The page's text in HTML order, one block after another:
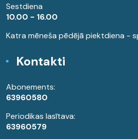
Sestdiena
10.00 - 16.00
Katra mēneša pēdējā piektdiena -
Kontakti
Abonements:
63960580
Periodikas lasītava:
63960579